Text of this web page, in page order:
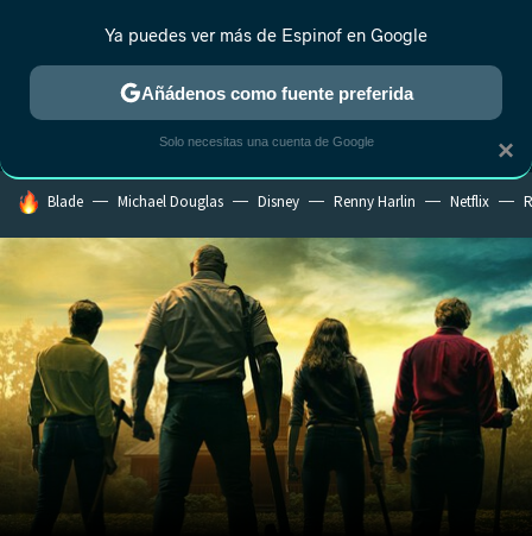
MENÚ NUEVO
ESTRENOS REALITY ANIME RANKINGS CINE
HOY SE HABLA DE
Blade Michael Douglas Disney Renny Harlin Netflix
×
Ya puedes ver más de Espinof en Google
Añádenos como fuente preferida
Solo necesitas una cuenta de Google